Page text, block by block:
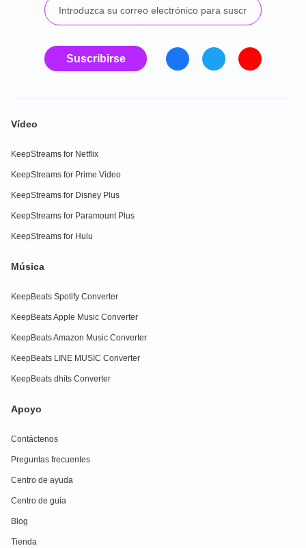
Suscribirse
Vídeo
KeepStreams for Netflix
KeepStreams for Prime Video
KeepStreams for Disney Plus
KeepStreams for Paramount Plus
KeepStreams for Hulu
Música
KeepBeats Spotify Converter
KeepBeats Apple Music Converter
KeepBeats Amazon Music Converter
KeepBeats LINE MUSIC Converter
KeepBeats dhits Converter
Apoyo
Contáctenos
Preguntas frecuentes
Centro de ayuda
Centro de guía
Blog
Tienda